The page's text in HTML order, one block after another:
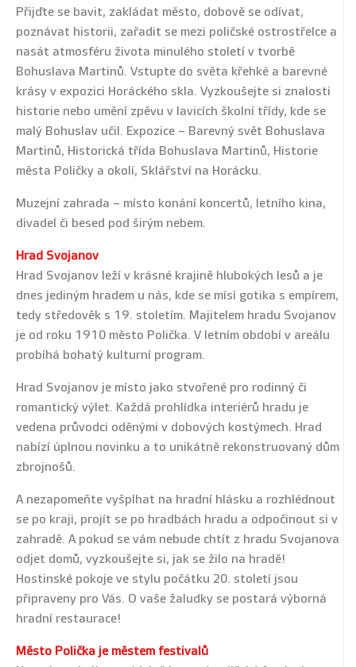
Přijďte se bavit, zakládat město, dobově se odívat,
poznávat historii, zařadit se mezi poličské ostrostřelce a
nasát atmosféru života minulého století v tvorbě
Bohuslava Martinů. Vstupte do světa křehké a barevné
krásy v expozici Horáckého skla. Vyzkoušejte si znalosti
historie nebo umění zpěvu v lavicích školní třídy, kde se
malý Bohuslav učil. Expozice – Barevný svět Bohuslava
Martinů, Historická třída Bohuslava Martinů, Historie
města Poličky a okolí, Sklářství na Horácku.
Muzejní zahrada – místo konání koncertů, letního kina,
divadel či besed pod širým nebem.
Hrad Svojanov
Hrad Svojanov leží v krásné krajině hlubokých lesů a je
dnes jediným hradem u nás, kde se mísí gotika s empírem,
tedy středověk s 19. stoletím. Majitelem hradu Svojanov
je od roku 1910 město Polička. V letním období v areálu
probíhá bohatý kulturní program.
Hrad Svojanov je místo jako stvořené pro rodinný či
romantický výlet. Každá prohlídka interiérů hradu je
vedena průvodci oděnými v dobových kostýmech. Hrad
nabízí úplnou novinku a to unikátně rekonstruovaný dům
zbrojnošů.
A nezapomeňte vyšplhat na hradní hlásku a rozhlédnout
se po kraji, projít se po hradbách hradu a odpočinout si v
zahradě. A pokud se vám nebude chtít z hradu Svojanova
odjet domů, vyzkoušejte si, jak se žilo na hradě!
Hostinské pokoje ve stylu počátku 20. století jsou
připraveny pro Vás. O vaše žaludky se postará výborná
hradní restaurace!
Město Polička je městem festivalů